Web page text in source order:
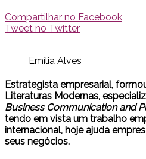
Compartilhar no Facebook
Tweet no Twitter
Emília Alves
Estrategista empresarial,
Literaturas Modernas,
Business Communication and
tendo em vista um trabalho
internacional, hoje ajuda
seus negócios.